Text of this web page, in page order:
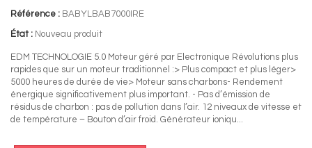
Référence : BABYLBAB7000IRE
État : Nouveau produit
EDM TECHNOLOGIE 5.0 Moteur géré par Electronique Révolutions plus
rapides que sur un moteur traditionnel :> Plus compact et plus léger>
5000 heures de durée de vie> Moteur sans charbons- Rendement
énergique significativement plus important. - Pas d’émission de
résidus de charbon : pas de pollution dans l’air. 12 niveaux de vitesse et
de température – Bouton d’air froid. Générateur ioniqu...